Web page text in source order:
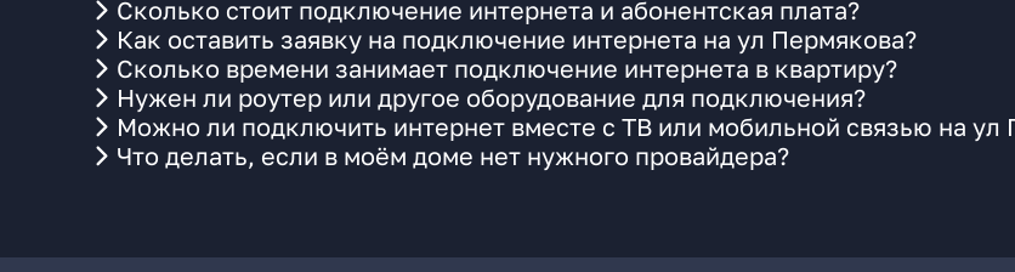
Сколько стоит подключение интернета и абонентская плата?
Как оставить заявку на подключение интернета на ул Пермякова?
Сколько времени занимает подключение интернета в квартиру?
Нужен ли роутер или другое оборудование для подключения?
Можно ли подключить интернет вместе с ТВ или мобильной связью на ул
Что делать, если в моём доме нет нужного провайдера?